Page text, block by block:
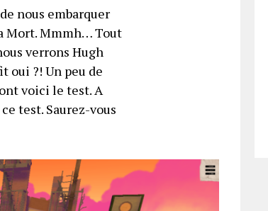
nous embarquer
Mort. Mmmh… Tout
verrons Hugh
oui ?! Un peu de
voici le test. A
test. Saurez-vous